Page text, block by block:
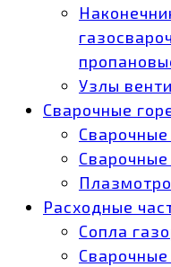
Узлы
Сварочные
Сварочные
Сварочные
Расходные
Сопла
Сварочные